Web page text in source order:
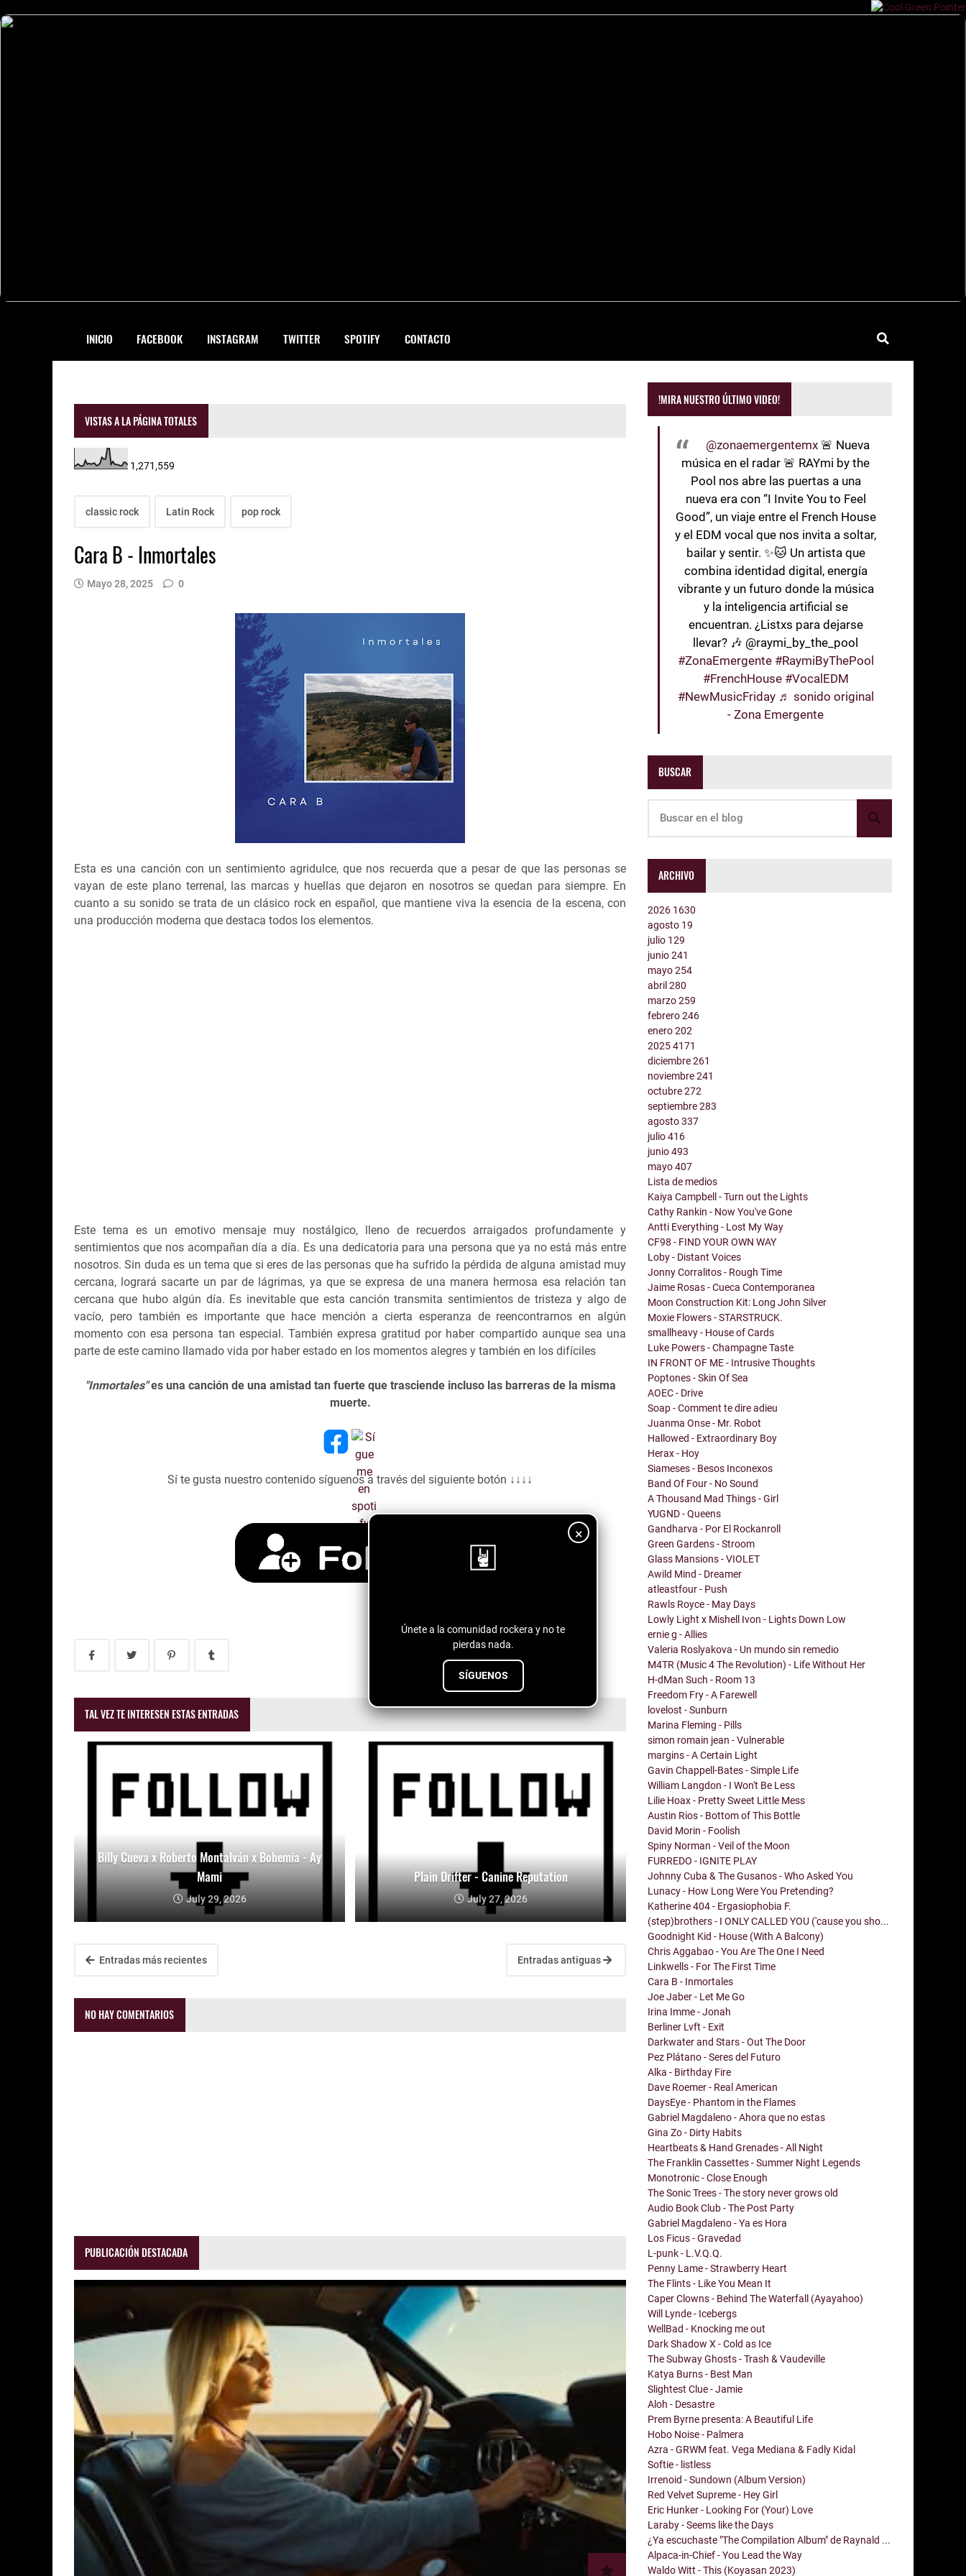
INICIO FACEBOOK INSTAGRAM TWITTER SPOTIFY CONTACTO
×
Únete a la comunidad rockera y no te
pierdas nada.
SÍGUENOS
VISTAS A LA PÁGINA TOTALES
1,271,559
classic rock Latin Rock pop rock
Cara B - Inmortales
Mayo 28, 2025 0
Esta es una canción con un sentimiento agridulce, que nos recuerda que a pesar de que las personas se
vayan de este plano terrenal, las marcas y huellas que dejaron en nosotros se quedan para siempre. En
cuanto a su sonido se trata de un clásico rock en español, que mantiene viva la esencia de la escena, con
una producción moderna que destaca todos los elementos.
Este tema es un emotivo mensaje muy nostálgico, lleno de recuerdos arraigados profundamente y
sentimientos que nos acompañan día a día. Es una dedicatoria para una persona que ya no está más entre
nosotros. Sin duda es un tema que si eres de las personas que ha sufrido la pérdida de alguna amistad muy
cercana, logrará sacarte un par de lágrimas, ya que se expresa de una manera hermosa esa relación tan
cercana que hubo algún día. Es inevitable que esta canción transmita sentimientos de tristeza y algo de
vacío, pero también es importante que hace mención a cierta esperanza de reencontrarnos en algún
momento con esa persona tan especial. También expresa gratitud por haber compartido aunque sea una
parte de este camino llamado vida por haber estado en los momentos alegres y también en los difíciles
"Inmortales"es una canción de una amistad tan fuerte que trasciende incluso las barreras de la misma
muerte.
Sí te gusta nuestro contenido síguenos a través del siguiente botón ↓↓↓↓
TAL VEZ TE INTERESEN ESTAS ENTRADAS
Billy Cueva x Roberto Montalván x Bohemia - Ay
Mami
July 29, 2026
Plain Drifter - Canine Reputation
July 27, 2026
Entradas más recientes Entradas antiguas
NO HAY COMENTARIOS
PUBLICACIÓN DESTACADA
!MIRA NUESTRO ÚLTIMO VIDEO!
@zonaemergentemx 🚨 Nueva
música en el radar 🚨 RAYmi by the
Pool nos abre las puertas a una
nueva era con “I Invite You to Feel
Good”, un viaje entre el French House
y el EDM vocal que nos invita a soltar,
bailar y sentir. ✨🐱 Un artista que
combina identidad digital, energía
vibrante y un futuro donde la música
y la inteligencia artificial se
encuentran. ¿Listxs para dejarse
llevar? 🎶 @raymi_by_the_pool
#ZonaEmergente #RaymiByThePool
#FrenchHouse #VocalEDM
#NewMusicFriday ♬ sonido original
- Zona Emergente
BUSCAR
ARCHIVO
2026 1630
agosto 19
julio 129
junio241
mayo254
abril280
marzo259
febrero246
enero202
20254171
diciembre261
noviembre241
octubre272
septiembre283
agosto337
julio416
junio493
mayo407
Lista de medios
Kaiya Campbell - Turn out the Lights
Cathy Rankin - Now You've Gone
Antti Everything - Lost My Way
CF98 - FIND YOUR OWN WAY
Loby - Distant Voices
Jonny Corralitos - Rough Time
Jaime Rosas - Cueca Contemporanea
Moon Construction Kit: Long John Silver
Moxie Flowers - STARSTRUCK.
smallheavy - House of Cards
Luke Powers - Champagne Taste
IN FRONT OF ME - Intrusive Thoughts
Poptones - Skin Of Sea
AOEC - Drive
Soap - Comment te dire adieu
Juanma Onse - Mr. Robot
Hallowed - Extraordinary Boy
Herax - Hoy
Siameses - Besos Inconexos
Band Of Four - No Sound
A Thousand Mad Things - Girl
YUGND - Queens
Gandharva - Por El Rockanroll
Green Gardens - Stroom
Glass Mansions - VIOLET
Awild Mind - Dreamer
atleastfour - Push
Rawls Royce - May Days
Lowly Light x Mishell Ivon - Lights Down Low
ernie g - Allies
Valeria Roslyakova - Un mundo sin remedio
M4TR (Music 4 The Revolution) - Life Without Her
H-dMan Such - Room 13
Freedom Fry - A Farewell
lovelost - Sunburn
Marina Fleming - Pills
simon romain jean - Vulnerable
margins - A Certain Light
Gavin Chappell-Bates - Simple Life
William Langdon - I Won't Be Less
Lilie Hoax - Pretty Sweet Little Mess
Austin Rios - Bottom of This Bottle
David Morin - Foolish
Spiny Norman - Veil of the Moon
FURREDO - IGNITE PLAY
Johnny Cuba & The Gusanos - Who Asked You
Lunacy - How Long Were You Pretending?
Katherine 404 - Ergasiophobia F.
(step)brothers - I ONLY CALLED YOU ('cause you sho...
Goodnight Kid - House (With A Balcony)
Chris Aggabao - You Are The One I Need
Linkwells - For The First Time
Cara B - Inmortales
Joe Jaber - Let Me Go
Irina Imme - Jonah
Berliner Lvft - Exit
Darkwater and Stars - Out The Door
Pez Plátano - Seres del Futuro
Alka - Birthday Fire
Dave Roemer - Real American
DaysEye - Phantom in the Flames
Gabriel Magdaleno - Ahora que no estas
Gina Zo - Dirty Habits
Heartbeats & Hand Grenades - All Night
The Franklin Cassettes - Summer Night Legends
Monotronic - Close Enough
The Sonic Trees - The story never grows old
Audio Book Club - The Post Party
Gabriel Magdaleno - Ya es Hora
Los Ficus - Gravedad
L-punk - L.V.Q.Q.
Penny Lame - Strawberry Heart
The Flints - Like You Mean It
Caper Clowns - Behind The Waterfall (Ayayahoo)
Will Lynde - Icebergs
WellBad - Knocking me out
Dark Shadow X - Cold as Ice
The Subway Ghosts - Trash & Vaudeville
Katya Burns - Best Man
Slightest Clue - Jamie
Aloh - Desastre
Prem Byrne presenta: A Beautiful Life
Hobo Noise - Palmera
Azra - GRWM feat. Vega Mediana & Fadly Kidal
Softie - listless
Irrenoid - Sundown (Album Version)
Red Velvet Supreme - Hey Girl
Eric Hunker - Looking For (Your) Love
Laraby - Seems like the Days
¿Ya escuchaste "The Compilation Album" de Raynald ...
Alpaca-in-Chief - You Lead the Way
Waldo Witt - This (Koyasan 2023)